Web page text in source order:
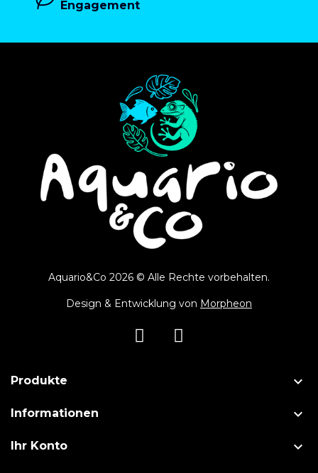
Engagement
Aquario&Co 2026 © Alle Rechte vorbehalten.
Design & Entwicklung von Morpheon
Produkte 
Informationen 
Ihr Konto 